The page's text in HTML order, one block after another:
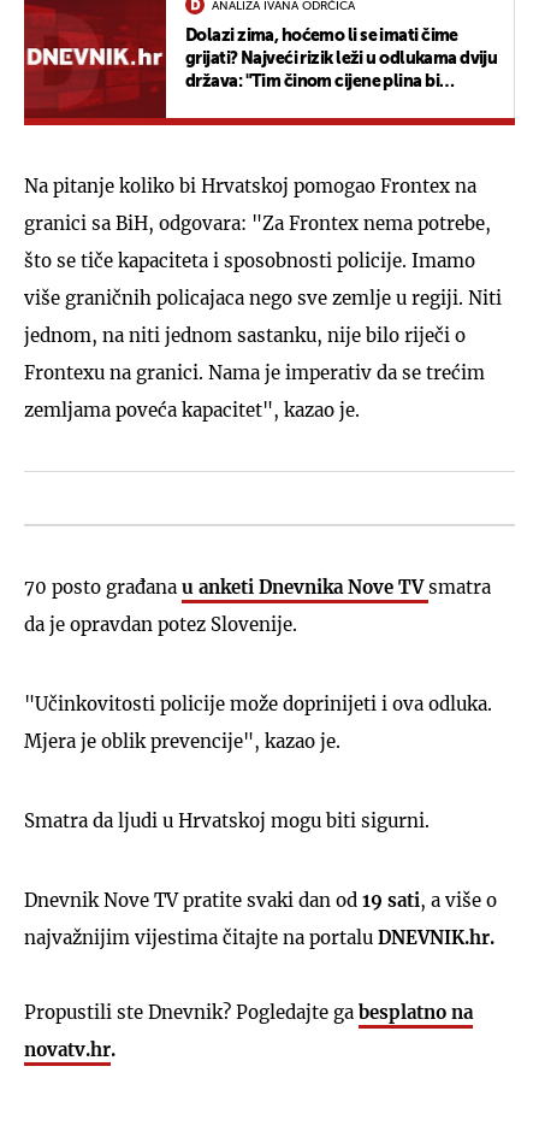
ANALIZA IVANA ODRČIĆA
Dolazi zima, hoćemo li se imati čime
grijati? Najveći rizik leži u odlukama dviju
država: "Tim činom cijene plina bi
Na pitanje koliko bi Hrvatskoj pomogao Frontex na
granici sa BiH, odgovara: "Za Frontex nema potrebe,
što se tiče kapaciteta i sposobnosti policije. Imamo
više graničnih policajaca nego sve zemlje u regiji. Niti
jednom, na niti jednom sastanku, nije bilo riječi o
Frontexu na granici. Nama je imperativ da se trećim
zemljama poveća kapacitet", kazao je.
70 posto građana u anketi Dnevnika Nove TVsmatra
da je opravdan potez Slovenije.
"Učinkovitosti policije može doprinijeti i ova odluka.
Mjera je oblik prevencije", kazao je.
Smatra da ljudi u Hrvatskoj mogu biti sigurni.
Dnevnik Nove TV pratite svaki dan od 19 sati, a više o
najvažnijim vijestima čitajte na portalu DNEVNIK.hr.
Propustili ste Dnevnik? Pogledajte ga besplatno na
novatv.hr.